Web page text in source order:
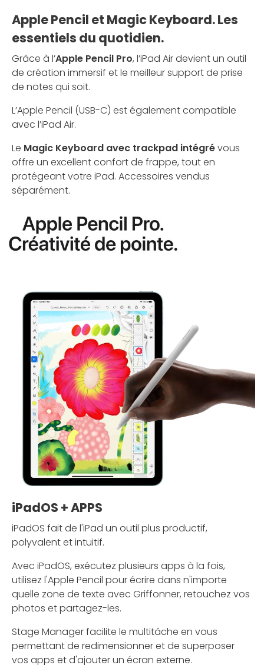
Apple Pencil et Magic Keyboard. Les
essentiels du quotidien.
Grâce à l’Apple Pencil Pro, l’iPad Air devient un outil
de création immersif et le meilleur support de prise
de notes qui soit.
L’Apple Pencil (USB-C) est également compatible
avec l’iPad Air.
Le Magic Keyboard avec trackpad intégrévous
offre un excellent confort de frappe, tout en
protégeant votre iPad. Accessoires vendus
séparément.
iPadOS + APPS
iPadOS fait de l'iPad un outil plus productif,
polyvalent et intuitif.
Avec iPadOS, exécutez plusieurs apps à la fois,
utilisez l'Apple Pencil pour écrire dans n'importe
quelle zone de texte avec Griffonner, retouchez vos
photos et partagez-les.
Stage Manager facilite le multitâche en vous
permettant de redimensionner et de superposer
vos apps et d'ajouter un écran externe.